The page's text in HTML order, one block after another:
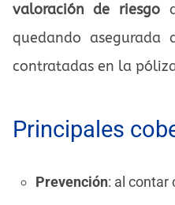
valoración de riesgo
quedando asegurada
contratadas en la
Principales
Prevención: al contar